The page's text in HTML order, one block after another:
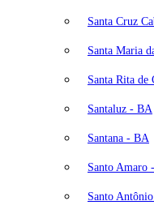
Santa Cruz
Santa Maria
Santa Rita de
Santaluz - BA
Santana - BA
Santo Amaro
Santo